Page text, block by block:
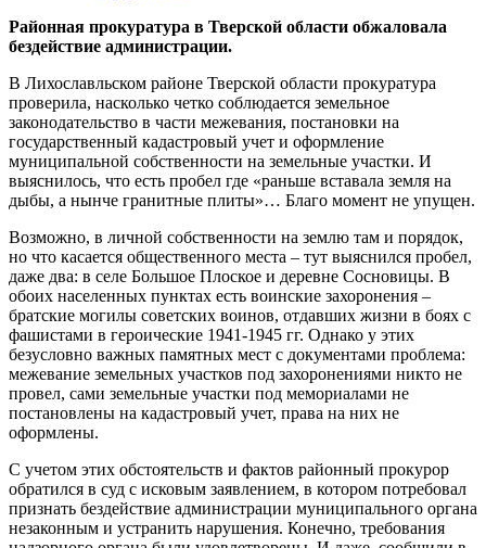
Районная прокуратура в Тверской области обжаловала
бездействие администрации.
В Лихославльском районе Тверской области прокуратура
проверила, насколько четко соблюдается земельное
законодательство в части межевания, постановки на
государственный кадастровый учет и оформление
муниципальной собственности на земельные участки. И
выяснилось, что есть пробел где «раньше вставала земля на
дыбы, а нынче гранитные плиты»… Благо момент не упущен.
Возможно, в личной собственности на землю там и порядок,
но что касается общественного места – тут выяснился пробел,
даже два: в селе Большое Плоское и деревне Сосновицы. В
обоих населенных пунктах есть воинские захоронения –
братские могилы советских воинов, отдавших жизни в боях с
фашистами в героические 1941-1945 гг. Однако у этих
безусловно важных памятных мест с документами проблема:
межевание земельных участков под захоронениями никто не
провел, сами земельные участки под мемориалами не
постановлены на кадастровый учет, права на них не
оформлены.
С учетом этих обстоятельств и фактов районный прокурор
обратился в суд с исковым заявлением, в котором потребовал
признать бездействие администрации муниципального органа
незаконным и устранить нарушения. Конечно, требования